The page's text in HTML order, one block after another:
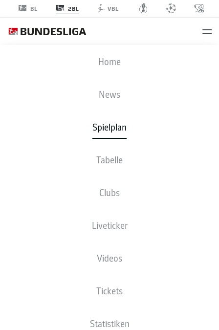
BL 2BL VBL
Home
News
Spielplan
Tabelle
Clubs
Liveticker
Videos
Tickets
Statistiken
S04
1 1
AUFSTELLUNGEN